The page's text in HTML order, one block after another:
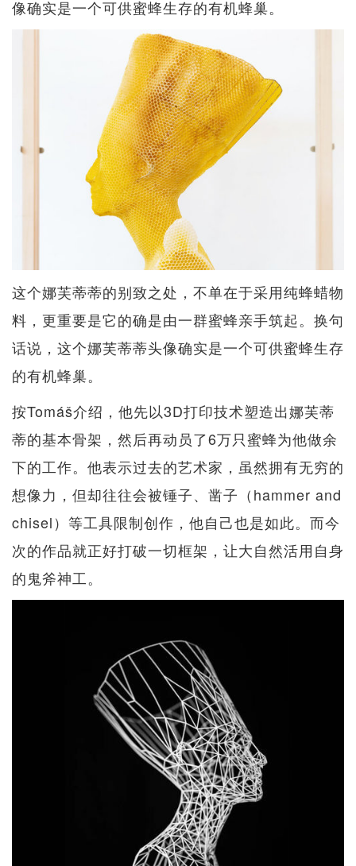
像确实是一个可供蜜蜂生存的有机蜂巢。
这个娜芙蒂蒂的别致之处，不单在于采用纯蜂蜡物
料，更重要是它的确是由一群蜜蜂亲手筑起。换句
话说，这个娜芙蒂蒂头像确实是一个可供蜜蜂生存
的有机蜂巢。
按Tomáš介绍，他先以3D打印技术塑造出娜芙蒂
蒂的基本骨架，然后再动员了6万只蜜蜂为他做余
下的工作。他表示过去的艺术家，虽然拥有无穷的
想像力，但却往往会被锤子、凿子（hammer and
chisel）等工具限制创作，他自己也是如此。而今
次的作品就正好打破一切框架，让大自然活用自身
的鬼斧神工。